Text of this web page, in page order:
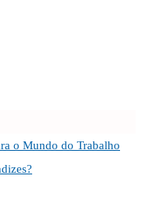
o Mundo do Trabalho